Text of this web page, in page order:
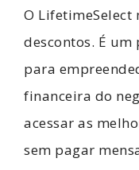
O LifetimeSelect
descontos. É
para
financeira do
acessar as
sem pagar